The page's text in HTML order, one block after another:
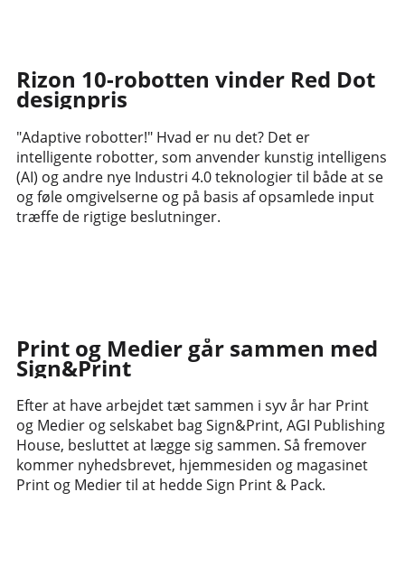
Rizon 10-robotten vinder Red Dot
designpris
"Adaptive robotter!" Hvad er nu det? Det er
intelligente robotter, som anvender kunstig intelligens
(AI) og andre nye Industri 4.0 teknologier til både at se
og føle omgivelserne og på basis af opsamlede input
træffe de rigtige beslutninger.
Print og Medier går sammen med
Sign&Print
Efter at have arbejdet tæt sammen i syv år har Print
og Medier og selskabet bag Sign&Print, AGI Publishing
House, besluttet at lægge sig sammen. Så fremover
kommer nyhedsbrevet, hjemmesiden og magasinet
Print og Medier til at hedde Sign Print & Pack.